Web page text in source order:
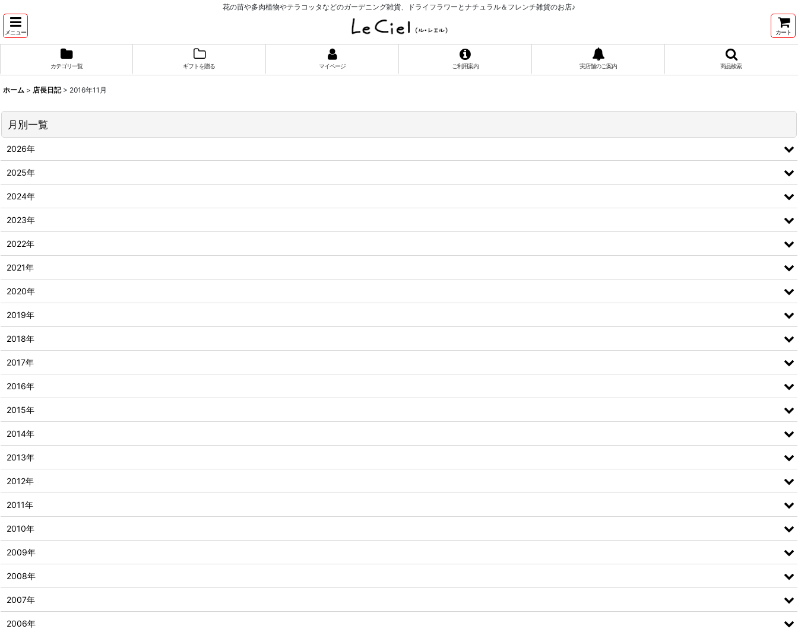
花の苗や多肉植物やテラコッタなどのガーデニング雑貨、ドライフラワーとナチュラル＆フレンチ雑貨のお店♪
メニュー カート
カテゴリ一覧 ギフトを贈る マイページ ご利用案内 実店舗のご案内 商品検索
ホーム > 店長日記 > 2016年11月
月別一覧
2026年
2025年
2024年
2023年
2022年
2021年
2020年
2019年
2018年
2017年
2016年
2015年
2014年
2013年
2012年
2011年
2010年
2009年
2008年
2007年
2006年